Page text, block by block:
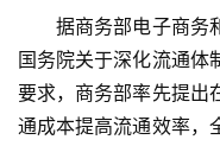
据商务部电子商务和
国务院关于深化流通体
要求，商务部率先提出
通成本提高流通效率，